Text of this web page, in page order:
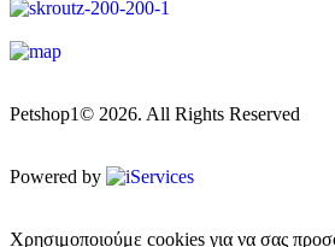
Petshop1© 2026. All Rights Reserved
Powered by
Χρησιμοποιούμε cookies για να σας